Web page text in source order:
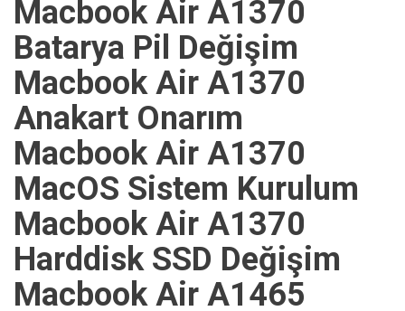
Macbook Air A1370
Batarya Pil Değişim
Macbook Air A1370
Anakart Onarım
Macbook Air A1370
MacOS Sistem Kurulum
Macbook Air A1370
Harddisk SSD Değişim
Macbook Air A1465